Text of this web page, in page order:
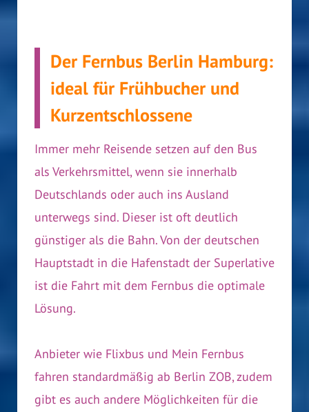
Der Fernbus Berlin Hamburg:
ideal für Frühbucher und
Kurzentschlossene
Immer mehr Reisende setzen auf den Bus
als Verkehrsmittel, wenn sie innerhalb
Deutschlands oder auch ins Ausland
unterwegs sind. Dieser ist oft deutlich
günstiger als die Bahn. Von der deutschen
Hauptstadt in die Hafenstadt der Superlative
ist die Fahrt mit dem Fernbus die optimale
Lösung.
Anbieter wie Flixbus und Mein Fernbus
fahren standardmäßig ab Berlin ZOB, zudem
gibt es auch andere Möglichkeiten für die